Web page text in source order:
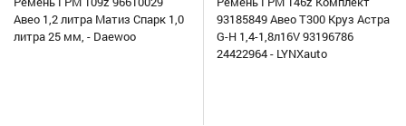
Авео 1,2 литра Матиз Спарк 1,0
литра 25 мм, - Daewoo
93185849 Авео Т300 Круз Астра
G-H 1,4-1,8л16V 93196786
24422964 - LYNXauto